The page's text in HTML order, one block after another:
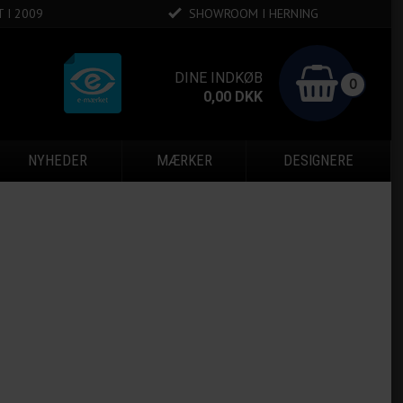
I 2009 SHOWROOM I HERNING
DINE INDKØB 0
0,00 DKK
NYHEDER MÆRKER DESIGNERE